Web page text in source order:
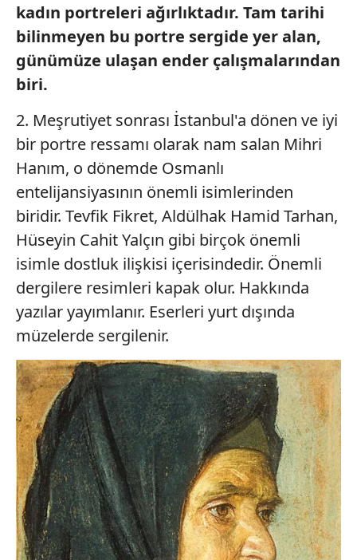
kadın portreleri ağırlıktadır. Tam tarihi
bilinmeyen bu portre sergide yer alan,
günümüze ulaşan ender çalışmalarından
biri.
2. Meşrutiyet sonrası İstanbul'a dönen ve iyi
bir portre ressamı olarak nam salan Mihri
Hanım, o dönemde Osmanlı
entelijansiyasının önemli isimlerinden
biridir. Tevfik Fikret, Aldülhak Hamid Tarhan,
Hüseyin Cahit Yalçın gibi birçok önemli
isimle dostluk ilişkisi içerisindedir. Önemli
dergilere resimleri kapak olur. Hakkında
yazılar yayımlanır. Eserleri yurt dışında
müzelerde sergilenir.